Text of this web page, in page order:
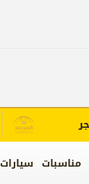
مناسبات سيارات